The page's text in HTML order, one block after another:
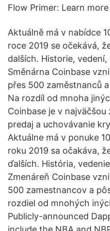
Flow Primer: Learn
Aktuálně má v nabídce
roce 2019 se očekává,
dalších. Historie,
Směnárna Coinbase
přes 500 zaměstnanců
Na rozdíl od mnoha
Coinbase je v
predaj a uchovávanie
Aktuálne má v ponuke
roku 2019 sa očakáva,
ďalších. História,
Zmenáreň Coinbase
500 zamestnancov a
rozdiel od mnohých
Publicly-announced